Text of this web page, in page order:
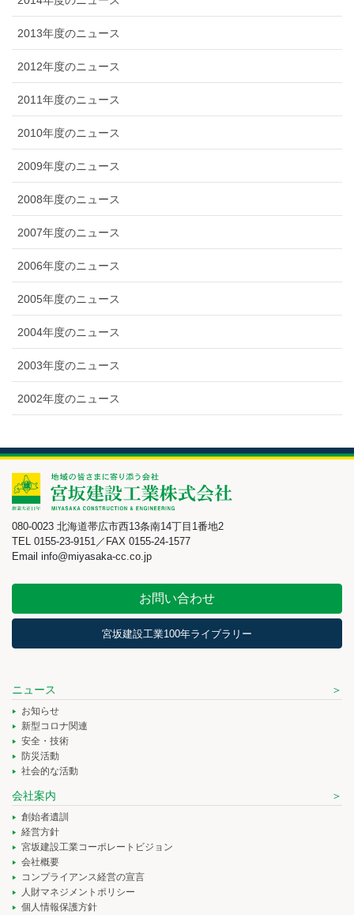
2013年度のニュース
2012年度のニュース
2011年度のニュース
2010年度のニュース
2009年度のニュース
2008年度のニュース
2007年度のニュース
2006年度のニュース
2005年度のニュース
2004年度のニュース
2003年度のニュース
2002年度のニュース
080-0023 北海道帯広市西13条南14丁目1番地2
TEL 0155-23-9151／FAX 0155-24-1577
Email info@miyasaka-cc.co.jp
お問い合わせ
宮坂建設工業100年ライブラリー
ニュース
お知らせ
新型コロナ関連
安全・技術
防災活動
社会的な活動
会社案内
創始者遺訓
経営方針
宮坂建設工業コーポレートビジョン
会社概要
コンプライアンス経営の宣言
人財マネジメントポリシー
個人情報保護方針